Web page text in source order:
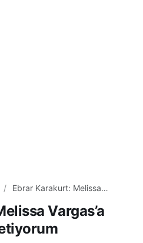
Ebrar Karakurt: Melissa
öğretiyorumVargas’a